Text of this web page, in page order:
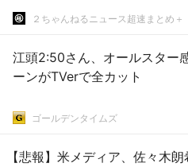
２ちゃんねるニュース超速まとめ＋
江頭2:50さん、オールスター
ーンがTVerで全カット
ゴールデンタイムズ
【悲報】米メディア、佐々木